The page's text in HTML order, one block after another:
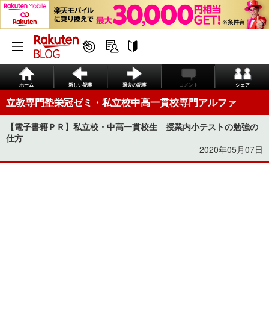
ホーム 新しい記事 過去の記事 コメント シェア
立教専門塾栄冠ゼミ・私立校中高一貫校専門アルファ
【電子書籍ＰＲ】私立校・中高一貫校生 授業内小テストの勉強の
仕方
2020年05月07日